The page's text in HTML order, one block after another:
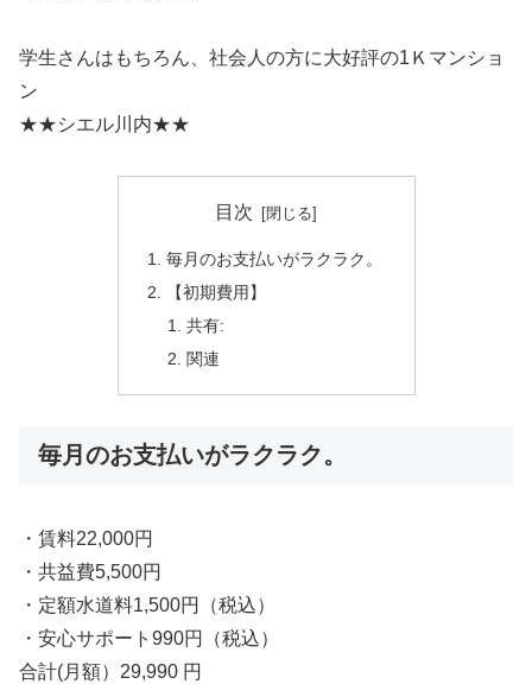
学生さんはもちろん、社会人の方に大好評の1Ｋマンショ
ン
★★シエル川内★★
目次
毎月のお支払いがラクラク。
【初期費用】
共有:
関連
毎月のお支払いがラクラク。
・賃料22,000円
・共益費5,500円
・定額水道料1,500円（税込）
・安心サポート990円（税込）
合計(月額）29,990 円